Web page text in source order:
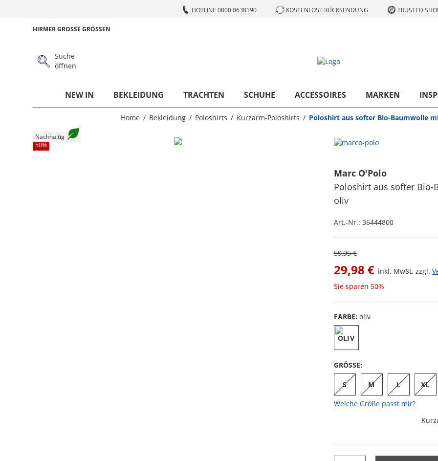
HOTLINE 0800 0638190 KOSTENLOSE RÜCKSENDUNG TRUSTED
HIRMER GROSSE GRÖSSEN
Suche
öffnen
NEW IN BEKLEIDUNG TRACHTEN SCHUHE ACCESSOIRES MARKEN
Home Bekleidung Poloshirts Kurzarm-Poloshirts Poloshirt aus softer Bio-Baumwolle
50%
Nachhaltig
Marc O'Polo
Poloshirt aus softer Bio-
oliv
Art.-Nr.: 36444800
59,95 €
29,98 € inkl. MwSt. zzgl.
Sie sparen 50%
FARBE: oliv
GRÖSSE:
S M L XL
Welche Größe passt mir?